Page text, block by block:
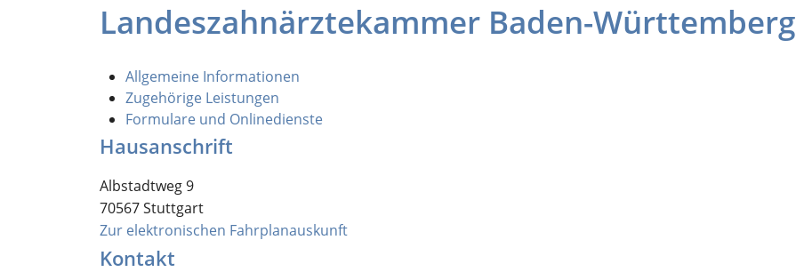
Landeszahnärztekammer Baden-Württemberg
Allgemeine Informationen
Zugehörige Leistungen
Formulare und Onlinedienste
Hausanschrift
Albstadtweg 9
70567Stuttgart
Zur elektronischen Fahrplanauskunft
Kontakt